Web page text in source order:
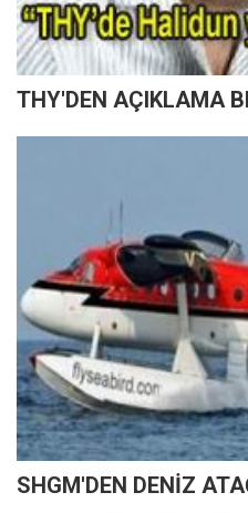
THY'DEN AÇIKLAMA
SHGM'DEN DENİZ